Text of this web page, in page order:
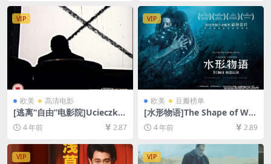
声中字]
2GB][中英字幕]
VIP
欧美 高清电影
[逃离“自由”电影院]Ucieczka
z kina ‘Wolność’ (1990)[百
度网盘+迅雷云盘资源1080P
超清未删减][MP4/5.2GB][中
文字幕]
4 年前 2.87
VIP
欧美 豆瓣榜单
[水形物语]The Shape of Wat
er (2017)[百度网盘+迅雷云盘
资源1080P超清未删减][MP4/
7.9GB][中英字幕]
4 年前 2.89
VIP VIP